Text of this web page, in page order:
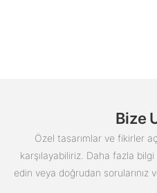
Bize
Özel tasarımlar ve fikirler
karşılayabiliriz. Daha fazla
edin veya doğrudan sorularınız